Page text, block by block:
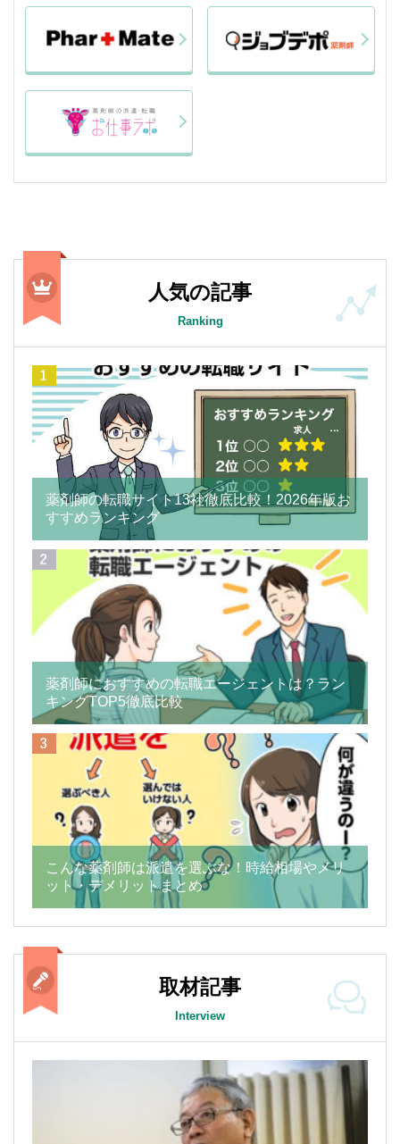
人気の記事
Ranking
薬剤師の転職サイト13社徹底比較！2026年版お
すすめランキング
薬剤師におすすめの転職エージェントは？ラン
キングTOP5徹底比較
こんな薬剤師は派遣を選ぶな！時給相場やメリ
ット・デメリットまとめ
取材記事
Interview